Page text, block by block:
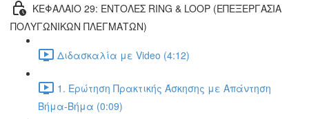
ΚΕΦΑΛΑΙΟ 29: ΕΝΤΟΛΕΣ RING & LOOP (ΕΠΕΞΕΡΓΑΣΙΑ
ΠΟΛΥΓΩΝΙΚΩΝ ΠΛΕΓΜΑΤΩΝ)
Διδασκαλία με Video (4:12)
1. Ερώτηση Πρακτικής Άσκησης με Απάντηση
Βήμα-Βήμα (0:09)